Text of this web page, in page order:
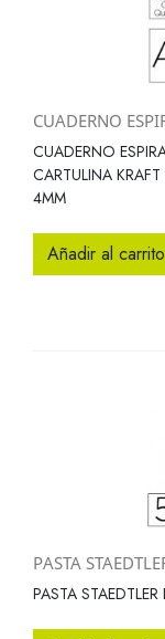
CUADERNO
CUADERNO
CARTULINA
4MM
Añadir al carrito
PASTA
PASTA